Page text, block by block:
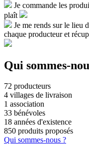
Je commande les
plaît
Je me rends sur le lieu
chaque producteur et
Qui sommes-
72 producteurs
4 villages de livraison
1 association
33 bénévoles
18 années d'existence
850 produits proposés
Qui sommes-nous ?